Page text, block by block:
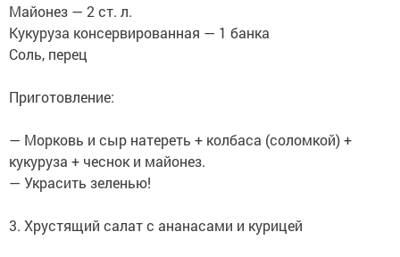
Майонез — 2 ст. л.
Кукуруза консервированная — 1 банка
Соль, перец
Приготовление:
— Морковь и сыр натереть + колбаса (соломкой) +
кукуруза + чеснок и майонез.
— Украсить зеленью!
3. Хрустящий салат с ананасами и курицей